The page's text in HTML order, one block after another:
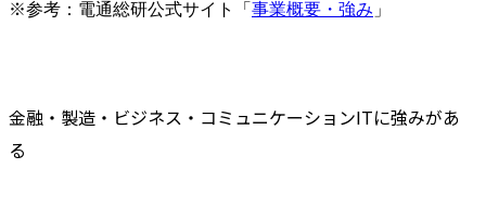
※参考：電通総研公式サイト「 事業概要・強み 」
金融・製造・ビジネス・コミュニケーションITに強みがあ
る